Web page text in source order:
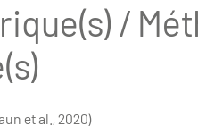
/
et al., 2020)